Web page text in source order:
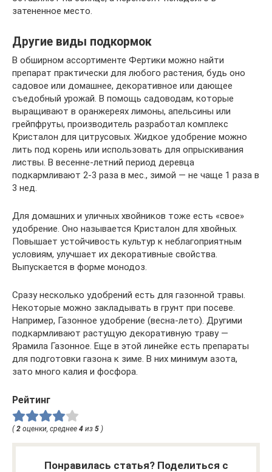
затененное место.
Другие виды подкормок
В обширном ассортименте Фертики можно найти
препарат практически для любого растения, будь оно
садовое или домашнее, декоративное или дающее
съедобный урожай. В помощь садоводам, которые
выращивают в оранжереях лимоны, апельсины или
грейпфруты, производитель разработал комплекс
Кристалон для цитрусовых. Жидкое удобрение можно
лить под корень или использовать для опрыскивания
листвы. В весенне-летний период деревца
подкармливают 2-3 раза в мес., зимой — не чаще 1 раза в
3 нед.
Для домашних и уличных хвойников тоже есть «свое»
удобрение. Оно называется Кристалон для хвойных.
Повышает устойчивость культур к неблагоприятным
условиям, улучшает их декоративные свойства.
Выпускается в форме монодоз.
Сразу несколько удобрений есть для газонной травы.
Некоторые можно закладывать в грунт при посеве.
Например, Газонное удобрение (весна-лето). Другими
подкармливают растущую декоративную траву —
Ярамила Газонное. Еще в этой линейке есть препараты
для подготовки газона к зиме. В них минимум азота,
зато много калия и фосфора.
Рейтинг
(2 оценки, среднее 4 из 5 )
Понравилась статья? Поделиться с